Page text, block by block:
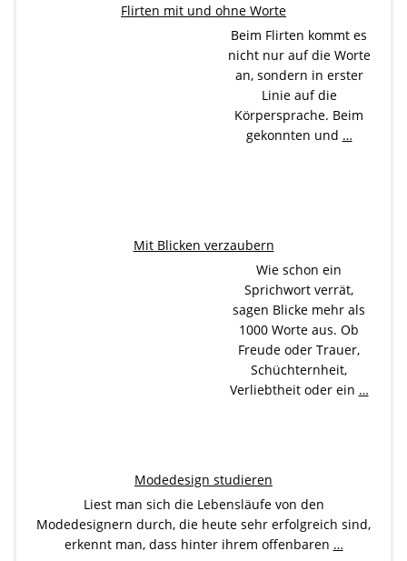
Flirten mit und ohne Worte
Beim Flirten kommt es
nicht nur auf die Worte
an, sondern in erster
Linie auf die
Körpersprache. Beim
gekonnten und …
Mit Blicken verzaubern
Wie schon ein
Sprichwort verrät,
sagen Blicke mehr als
1000 Worte aus. Ob
Freude oder Trauer,
Schüchternheit,
Verliebtheit oder ein …
Modedesign studieren
Liest man sich die Lebensläufe von den
Modedesignern durch, die heute sehr erfolgreich sind,
erkennt man, dass hinter ihrem offenbaren …